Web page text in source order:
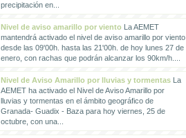
precipitación en...
Nivel de aviso amarillo por vientoLa AEMET
mantendrá activado el nivel de aviso amarillo por viento
desde las 09'00h. hasta las 21'00h. de hoy lunes 27 de
enero, con rachas que podrán alcanzar los 90km/h....
Nivel de Aviso Amarillo por lluvias y tormentasLa
AEMET ha activado el Nivel de Aviso Amarillo por
lluvias y tormentas en el ámbito geográfico de
Granada- Guadix - Baza para hoy viernes, 25 de
octubre, con una...